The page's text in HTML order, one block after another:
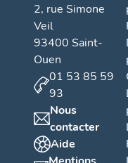
2, rue Simone
Veil
93400 Saint-
Ouen
01 53 85 59
93
Nous
contacter
Aide